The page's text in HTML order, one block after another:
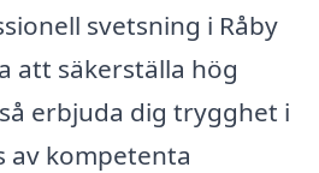
svetsning i Råby
att säkerställa hög
erbjuda dig trygghet i
kompetenta